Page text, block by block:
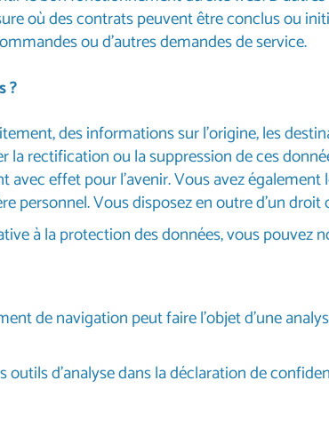
où des contrats peuvent être conclus ou
ou d’autres demandes de service.
?
des informations sur l’origine, les
la rectification ou la suppression de ces
effet pour l’avenir. Vous avez
personnel. Vous disposez en outre d’un
à la protection des données, vous pouvez
de navigation peut faire l’objet d’une
d’analyse dans la déclaration de